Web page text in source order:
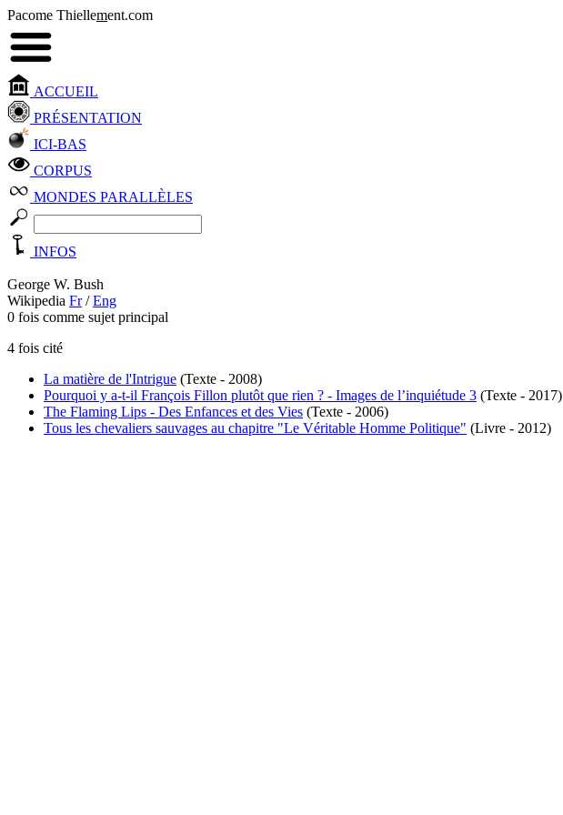
Pacome Thiellement.com
ACCUEIL
PRÉSENTATION
ICI-BAS
CORPUS
MONDES PARALLÈLES
INFOS
George W. Bush
Wikipedia Fr/Eng
0 fois comme sujet principal
4 fois cité
La matière de l'Intrigue (Texte - 2008)
Pourquoi y a-t-il François Fillon plutôt que rien ? - Images de l’inquiétude 3 (Texte - 2017)
The Flaming Lips - Des Enfances et des Vies (Texte - 2006)
Tous les chevaliers sauvages au chapitre "Le Véritable Homme Politique" (Livre - 2012)